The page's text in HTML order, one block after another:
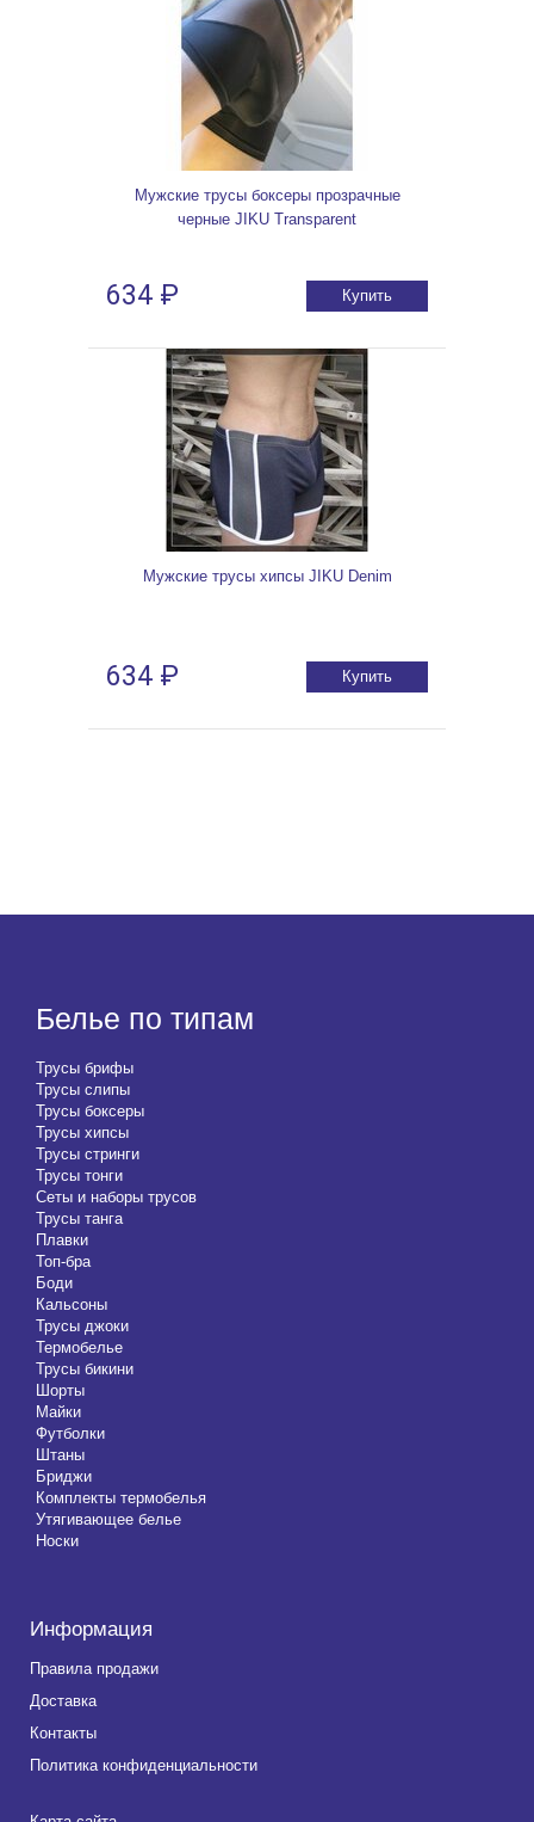
Мужские трусы боксеры прозрачные
черные JIKU Transparent
634 ₽ Купить
Мужские трусы хипсы JIKU Denim
634 ₽ Купить
Белье по типам
Трусы брифы
Трусы слипы
Трусы боксеры
Трусы хипсы
Трусы стринги
Трусы тонги
Сеты и наборы трусов
Трусы танга
Плавки
Топ-бра
Боди
Кальсоны
Трусы джоки
Термобелье
Трусы бикини
Шорты
Майки
Футболки
Штаны
Бриджи
Комплекты термобелья
Утягивающее белье
Носки
Информация
Правила продажи
Доставка
Контакты
Политика конфиденциальности